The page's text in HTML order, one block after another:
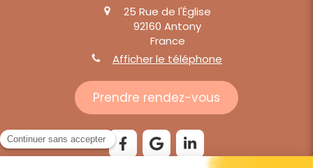
25 Rue de l'Église
92160 Antony
France
Afficher le téléphone
Prendre rendez-vous